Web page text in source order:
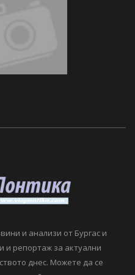
и анализи от Бургас и
и репортаж за актуални
днес. Можете да се